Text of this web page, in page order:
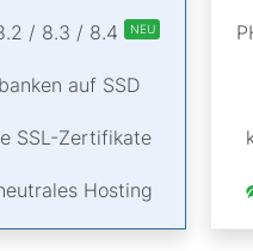
/ 8.3 / 8.4 NEU
auf SSD
SSL-Zertifikate
Hosting